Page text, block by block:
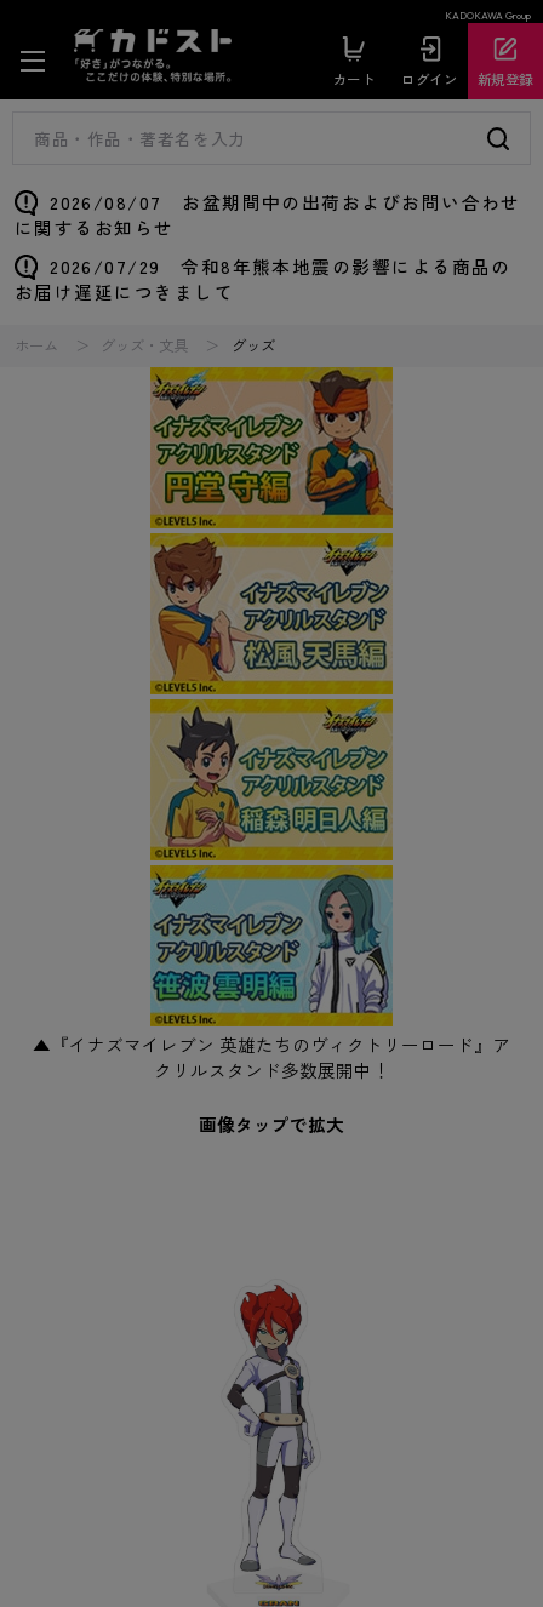
KADOKAWA Group
カート ログイン 新規登録
2026/08/07 お盆期間中の出荷およびお問い合わせ
に関するお知らせ
2026/07/29 令和8年熊本地震の影響による商品の
お届け遅延につきまして
ホーム グッズ・文具 グッズ
▲『イナズマイレブン 英雄たちのヴィクトリーロード』ア
クリルスタンド多数展開中！
画像タップで拡大